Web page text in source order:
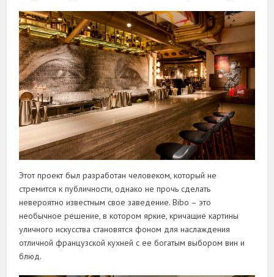
Этот проект был разработан человеком, который не
стремится к публичности, однако не прочь сделать
невероятно известным свое заведение. Bibo – это
необычное решение, в котором яркие, кричащие картины
уличного искусства становятся фоном для наслаждения
отличной французской кухней с ее богатым выбором вин и
блюд.